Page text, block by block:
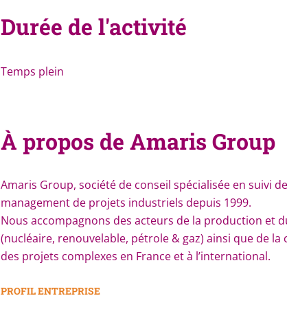
Durée de l'activité
Temps plein
À propos de Amaris Group
Amaris Group, société de conseil spécialisée en suivi
management de projets industriels depuis 1999.
Nous accompagnons des acteurs de la production et
(nucléaire, renouvelable, pétrole & gaz) ainsi que de
des projets complexes en France et à l’international.
- Avec 4 modes d’accompagnements
PROFIL ENTREPRISE